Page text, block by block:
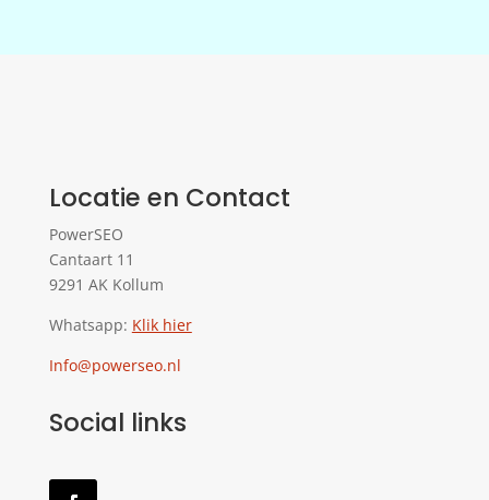
Locatie en Contact
PowerSEO
Cantaart 11
9291 AK Kollum
Whatsapp: Klik hier
Info@powerseo.nl
Social links